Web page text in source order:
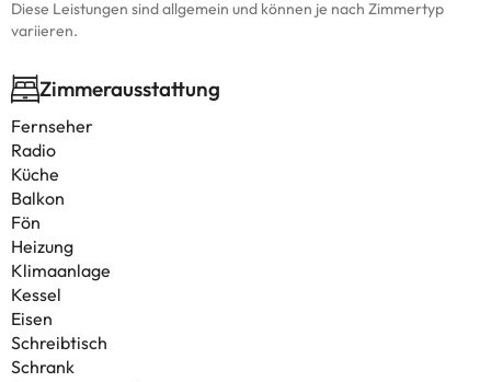
Diese Leistungen sind allgemein und können je nach Zimmertyp
variieren.
Zimmerausstattung
Fernseher
Radio
Küche
Balkon
Fön
Heizung
Klimaanlage
Kessel
Eisen
Schreibtisch
Schrank